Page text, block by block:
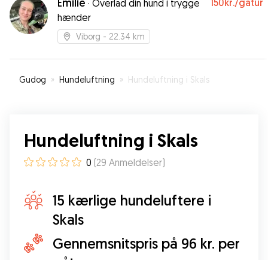
“feriehundebørn” som forkæles til op over
begge hundeører❤️🐶
· Overlad din hund i trygge
hænder
150kr./gåtur
Viborg - 22.34 km
Gudog » Hundeluftning » Hundeluftning i Skals
Hundeluftning i Skals
0 (29 Anmeldelser)
15 kærlige hundeluftere i
Skals
Gennemsnitspris på 96 kr. per